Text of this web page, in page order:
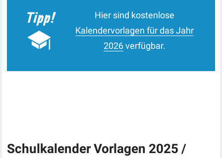
Hier sind kostenlose
Kalendervorlagen für das Jahr
2026verfügbar.
Schulkalender Vorlagen 2025 /